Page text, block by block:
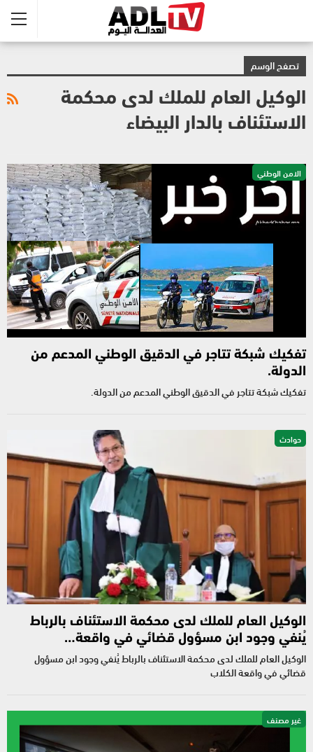
تصفح الوسم
الوكيل العام للملك لدى محكمة
الاستئناف بالدار البيضاء
الامن الوطني
تفكيك شبكة تتاجر في الدقيق الوطني المدعم من
الدولة.
تفكيك شبكة تتاجر في الدقيق الوطني المدعم من الدولة.
حوادث
الوكيل العام للملك لدى محكمة الاستئناف بالرباط
يُنفي وجود ابن مسؤول قضائي في واقعة…
الوكيل العام للملك لدى محكمة الاستئناف بالرباط يُنفي وجود ابن مسؤول
قضائي في واقعة الكلاب
غير مصنف